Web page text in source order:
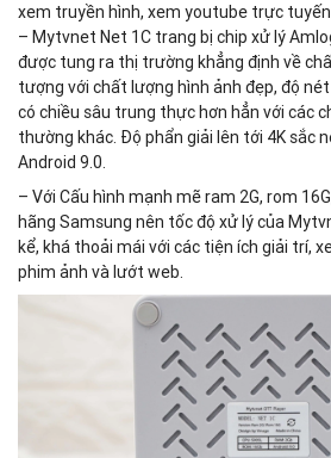
xem truyền hình, xem youtube trực tuyến.
– Mytvnet Net 1C trang bị chip xử lý
được tung ra thị trường khẳng định về
tượng với chất lượng hình ảnh đẹp, độ
có chiều sâu trung thực hơn hẳn với các
thường khác. Độ phẩn giải lên tới 4K sắc
Android 9.0.
– Với Cấu hình mạnh mẽ ram 2G, rom
hãng Samsung nên tốc độ xử lý của
kể, khá thoải mái với các tiện ích giải trí,
phim ảnh và lướt web.